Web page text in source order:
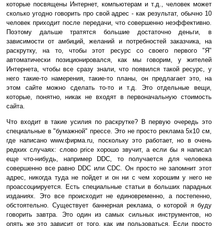
которые посвящены Интернет, компьютерам и т.д., человек может
сколько угодно говорить про свой адрес - как результат, обычно 10
человек приходит после передачи, что совершенно неэффективно.
Поэтому дальше тратятся большие достаточно деньги, в
зависимости от амбиций, желаний и потребностей заказчика, на
раскрутку, на то, чтобы этот ресурс со своего первого "Я"
автоматически позиционировался, как мы говорим, у жителей
Интернета, чтобы все сразу знали, что появился такой ресурс, у
него такие-то намерения, такие-то планы, он предлагает это, на
этом сайте можно сделать то-то и т.д. Это отдельные вещи,
которые, понятно, никак не входят в первоначальную стоимость
сайта.
Что входит в такие усилия по раскрутке? В первую очередь это
специальные в "бумажной" прессе. Это не просто реклама 5х10 см,
где написано www.фирма.ru, поскольку это работает, но в очень
редких случаях: слово price хорошо звучит, а если бы я написал
еще что-нибудь, например DDC, то получается для человека
совершенно все равно DDC или CDC. Он просто не запомнит этот
адрес, никогда туда не пойдет и он ни с чем хорошим у него не
проассоциируется. Есть специальные статьи в больших парадных
изданиях. Это все происходит не единовременно, а постепенно,
обстоятельно. Существует баннерная реклама, о которой я буду
говорить завтра. Это один из самых сильных инструментов, но
опять же это зависит от того, как им пользоваться. Если просто